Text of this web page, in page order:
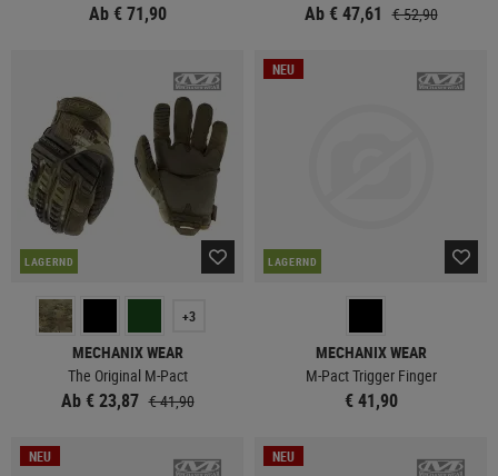
Ab € 71,90 Ab € 47,61 € 52,90
LAGERND
+3
MECHANIX WEAR
The Original M-Pact
Ab € 23,87 € 41,90
NEU
LAGERND
MECHANIX WEAR
M-Pact Trigger Finger
€ 41,90
NEU NEU